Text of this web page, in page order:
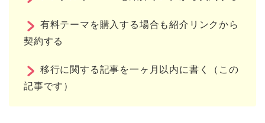
有料テーマを購入する場合も紹介リンクから
契約する
移行に関する記事を一ヶ月以内に書く（この
記事です）